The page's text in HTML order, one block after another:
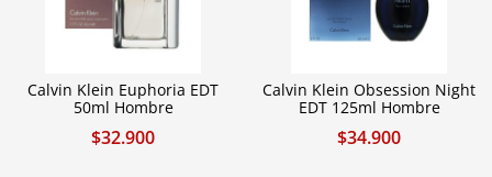
Calvin Klein Euphoria EDT
50ml Hombre
$32.900
Calvin Klein Obsession Night
EDT 125ml Hombre
$34.900